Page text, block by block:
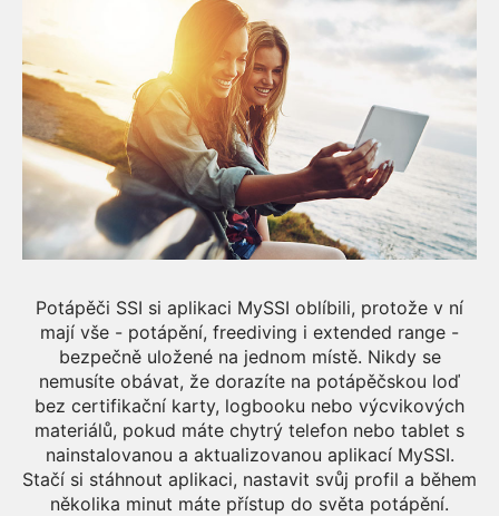
Potápěči SSI si aplikaci MySSI oblíbili, protože v ní
mají vše - potápění, freediving i extended range -
bezpečně uložené na jednom místě. Nikdy se
nemusíte obávat, že dorazíte na potápěčskou loď
bez certifikační karty, logbooku nebo výcvikových
materiálů, pokud máte chytrý telefon nebo tablet s
nainstalovanou a aktualizovanou aplikací MySSI.
Stačí si stáhnout aplikaci, nastavit svůj profil a během
několika minut máte přístup do světa potápění.